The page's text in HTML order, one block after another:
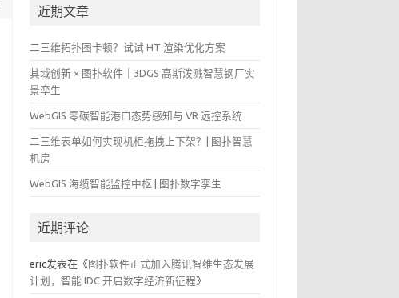
近期文章
二三维拓扑图卡顿？试试 HT 渲染优化方案
其域创新 × 图扑软件｜3DGS 高斯泼溅智慧钢厂实
景孪生
WebGIS 零碳智能港口态势感知与 VR 远控系统
二三维表单如何实现机柜拖拽上下架？| 图扑智慧
机房
WebGIS 海缆智能监控中枢 | 图扑数字孪生
近期评论
eric发表在《 图扑软件正式加入腾讯智维生态发展
计划，智能 IDC 开启数字经济新征程》